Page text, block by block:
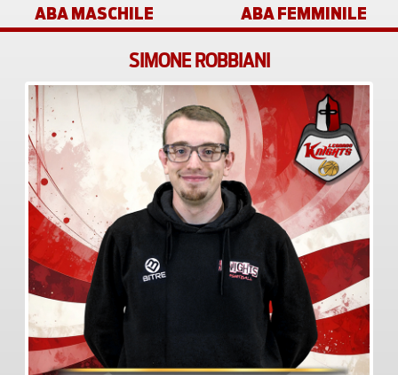
ABA MASCHILE
ABA FEMMINILE
SIMONE ROBBIANI